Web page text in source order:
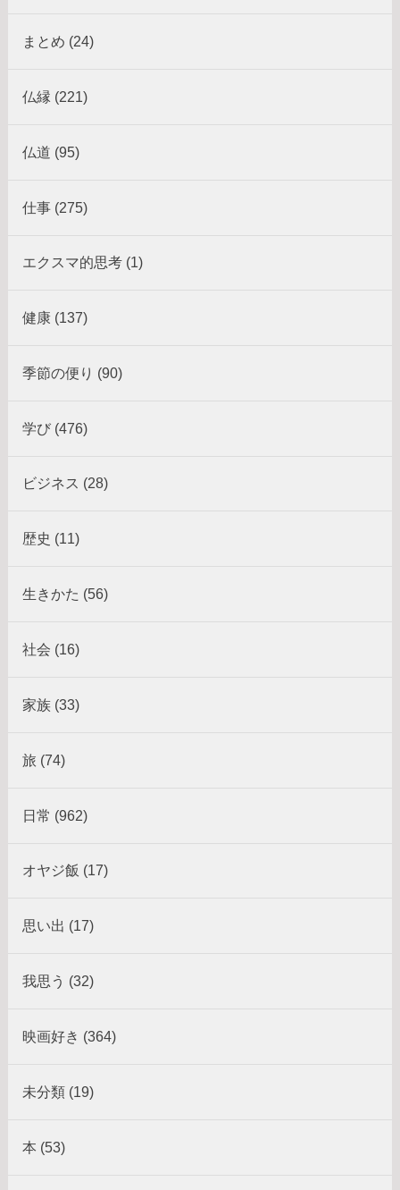
まとめ (24)
仏縁 (221)
仏道 (95)
仕事 (275)
エクスマ的思考 (1)
健康 (137)
季節の便り (90)
学び (476)
ビジネス (28)
歴史 (11)
生きかた (56)
社会 (16)
家族 (33)
旅 (74)
日常 (962)
オヤジ飯 (17)
思い出 (17)
我思う (32)
映画好き (364)
未分類 (19)
本 (53)